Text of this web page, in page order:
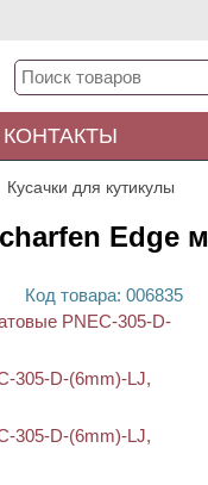
КОНТАКТЫ
Кусачки для кутикулы
Edge
Код товара: 006835